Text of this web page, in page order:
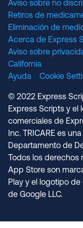
Aviso sobre no
Retiros de
Eliminación de
Acerca de
Aviso sobre
California
Ayuda
Cookie
© 2022 Express
Express Scripts y el
comerciales de
Inc. TRICARE es
Departamento de
Todos los derechos
App Store son
Play y el logotipo
de Google LLC.